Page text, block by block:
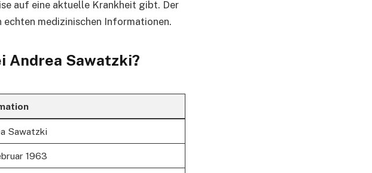
auf eine aktuelle Krankheit gibt. Der
medizinischen Informationen.
Andrea Sawatzki?
Sawatzki
1963